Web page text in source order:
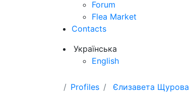
Forum
Flea Market
Contacts
Українська
English
Profiles Єлизавета Щурова